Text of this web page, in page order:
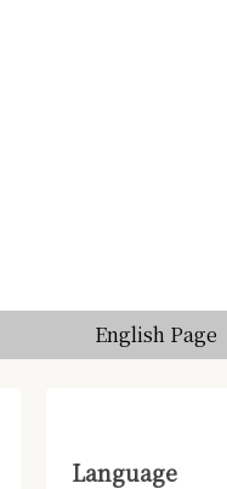
English Page
Language